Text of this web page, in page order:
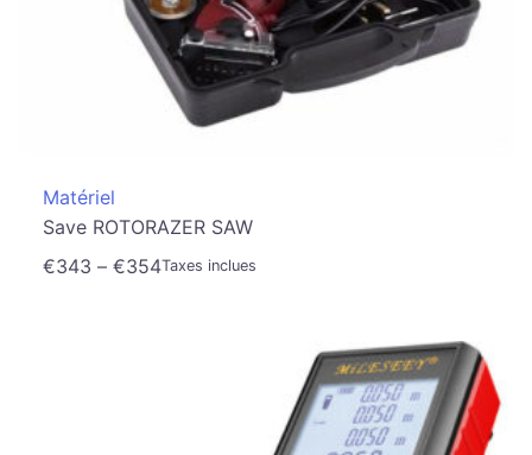
Matériel
Save ROTORAZER SAW
€343 – €354Taxes inclues